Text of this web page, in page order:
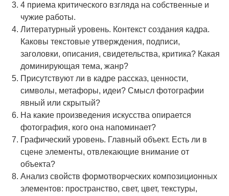
4 приема критического взгляда на собственные и
чужие работы.
Литературный уровень. Контекст создания кадра.
Каковы текстовые утверждения, подписи,
заголовки, описания, свидетельства, критика? Какая
доминирующая тема, жанр?
Присутствуют ли в кадре рассказ, ценности,
символы, метафоры, идеи? Смысл фотографии
явный или скрытый?
На какие произведения искусства опирается
фотография, кого она напоминает?
Графический уровень. Главный объект. Есть ли в
сцене элементы, отвлекающие внимание от
объекта?
Анализ свойств формотворческих композиционных
элементов: пространство, свет, цвет, текстуры,